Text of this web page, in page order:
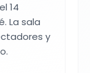
14
La sala
y